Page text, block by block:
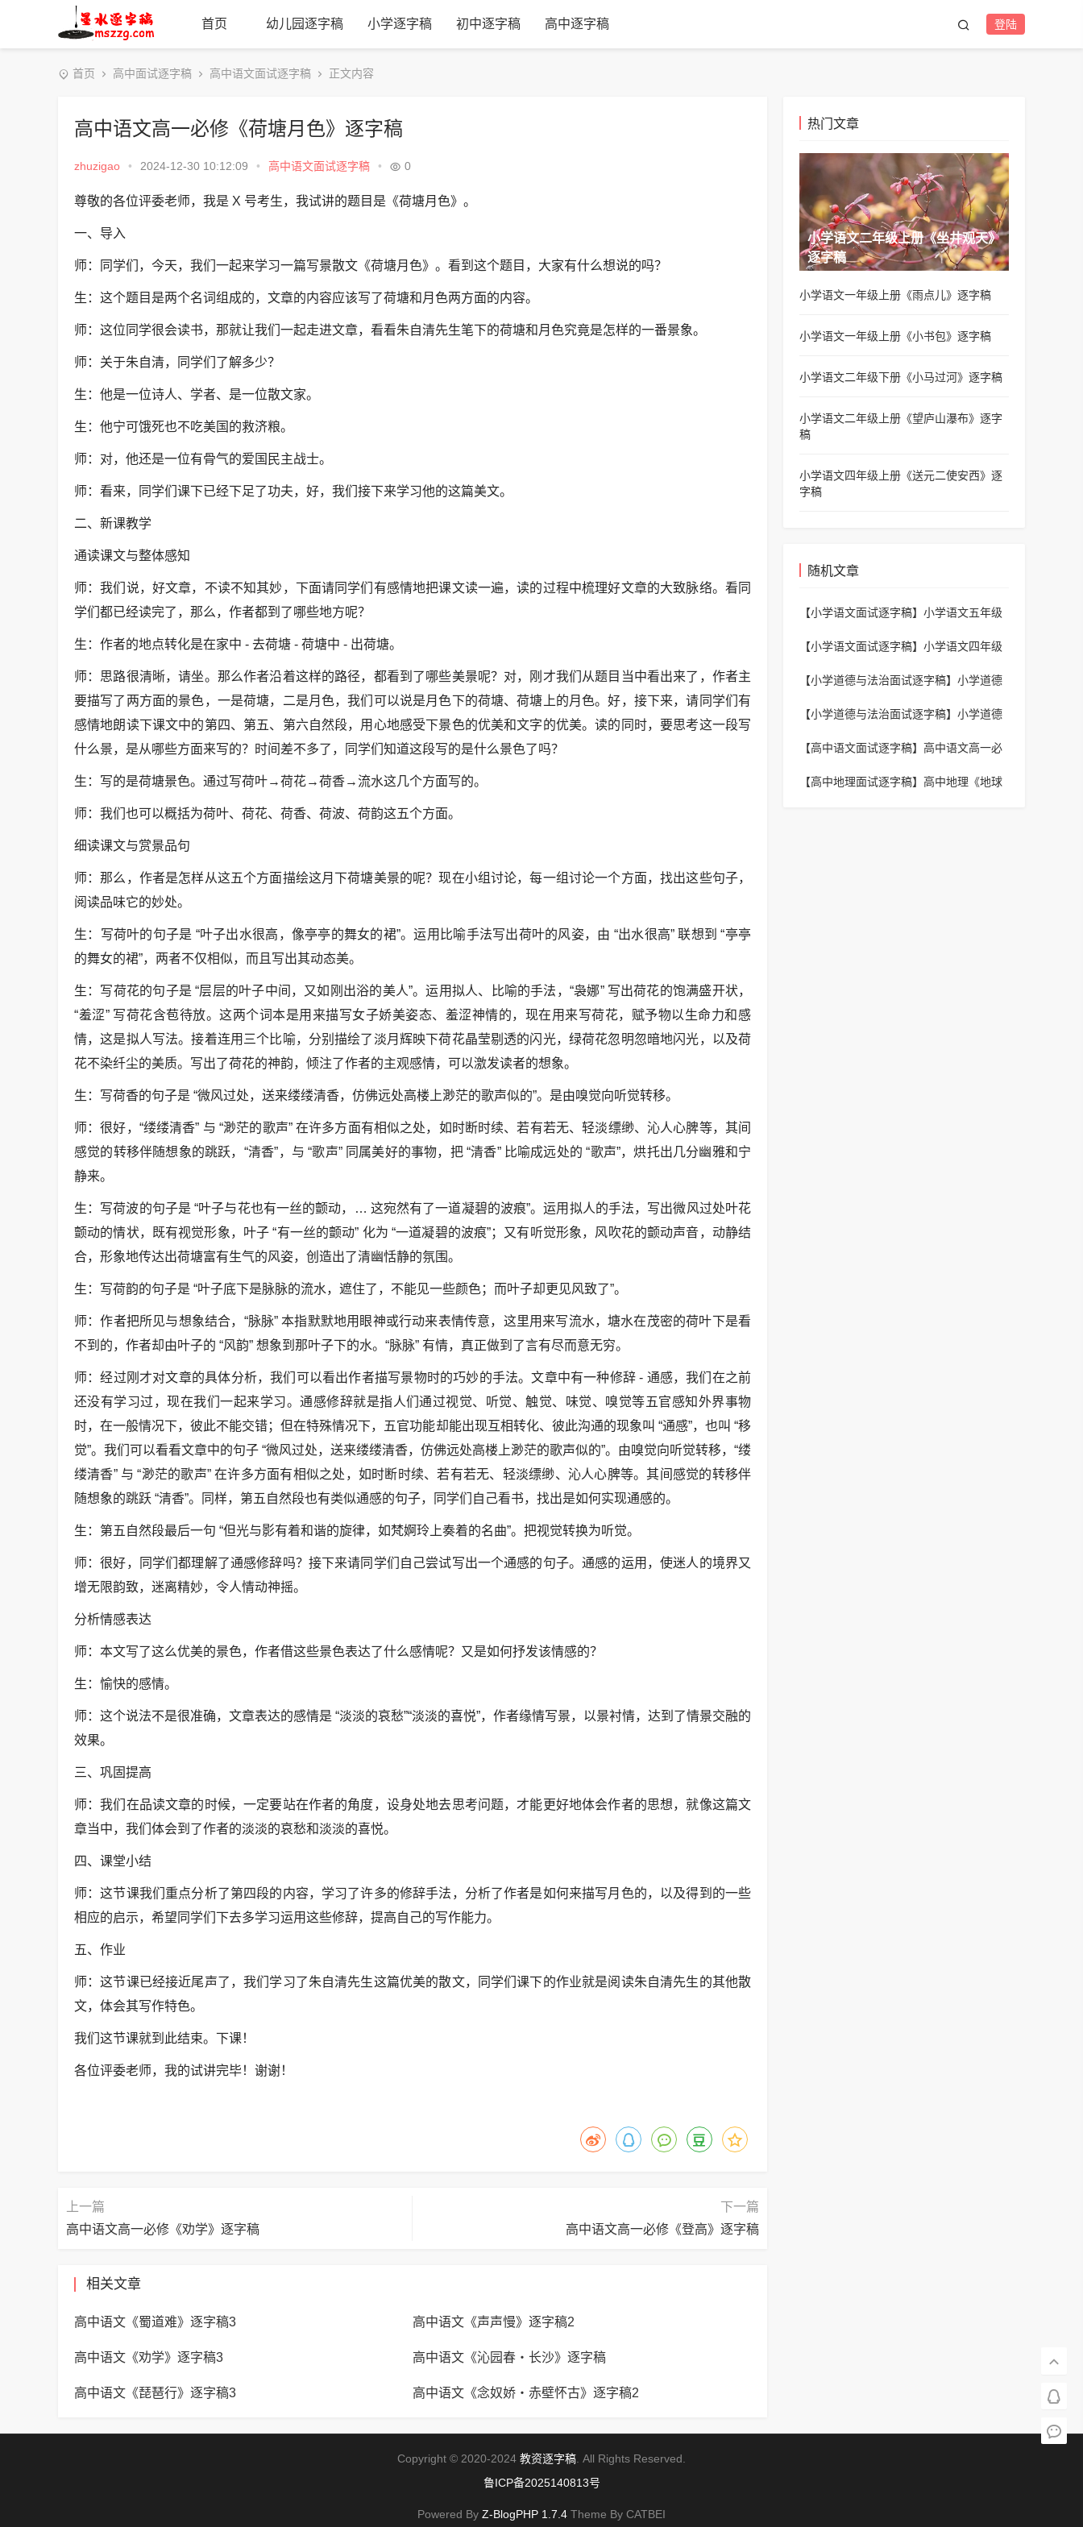
首页 幼儿园逐字稿 小学逐字稿 初中逐字稿 高中逐字稿 登陆
首页 高中面试逐字稿 高中语文面试逐字稿 正文内容
高中语文高一必修《荷塘月色》逐字稿
zhuzigao • 2024-12-30 10:12:09 • 高中语文面试逐字稿 • 0
尊敬的各位评委老师，我是 X 号考生，我试讲的题目是《荷塘月色》。
一、导入
师：同学们，今天，我们一起来学习一篇写景散文《荷塘月色》。看到这个题目，大家有什么想说的吗？
生：这个题目是两个名词组成的，文章的内容应该写了荷塘和月色两方面的内容。
师：这位同学很会读书，那就让我们一起走进文章，看看朱自清先生笔下的荷塘和月色究竟是怎样的一番景象。
师：关于朱自清，同学们了解多少？
生：他是一位诗人、学者、是一位散文家。
生：他宁可饿死也不吃美国的救济粮。
师：对，他还是一位有骨气的爱国民主战士。
师：看来，同学们课下已经下足了功夫，好，我们接下来学习他的这篇美文。
二、新课教学
通读课文与整体感知
师：我们说，好文章，不读不知其妙，下面请同学们有感情地把课文读一遍，读的过程中梳理好文章的大致脉络。看同
学们都已经读完了，那么，作者都到了哪些地方呢？
生：作者的地点转化是在家中 - 去荷塘 - 荷塘中 - 出荷塘。
师：思路很清晰，请坐。那么作者沿着这样的路径，都看到了哪些美景呢？对，刚才我们从题目当中看出来了，作者主
要描写了两方面的景色，一是荷塘，二是月色，我们可以说是月色下的荷塘、荷塘上的月色。好，接下来，请同学们有
感情地朗读下课文中的第四、第五、第六自然段，用心地感受下景色的优美和文字的优美。读的同时，要思考这一段写
什么景，是从哪些方面来写的？时间差不多了，同学们知道这段写的是什么景色了吗？
生：写的是荷塘景色。通过写荷叶→荷花→荷香→流水这几个方面写的。
师：我们也可以概括为荷叶、荷花、荷香、荷波、荷韵这五个方面。
细读课文与赏景品句
师：那么，作者是怎样从这五个方面描绘这月下荷塘美景的呢？现在小组讨论，每一组讨论一个方面，找出这些句子，
阅读品味它的妙处。
生：写荷叶的句子是 “叶子出水很高，像亭亭的舞女的裙”。运用比喻手法写出荷叶的风姿，由 “出水很高” 联想到 “亭亭
的舞女的裙”，两者不仅相似，而且写出其动态美。
生：写荷花的句子是 “层层的叶子中间，又如刚出浴的美人”。运用拟人、比喻的手法，“袅娜” 写出荷花的饱满盛开状，
“羞涩” 写荷花含苞待放。这两个词本是用来描写女子娇美姿态、羞涩神情的，现在用来写荷花，赋予物以生命力和感
情，这是拟人写法。接着连用三个比喻，分别描绘了淡月辉映下荷花晶莹剔透的闪光，绿荷花忽明忽暗地闪光，以及荷
花不染纤尘的美质。写出了荷花的神韵，倾注了作者的主观感情，可以激发读者的想象。
生：写荷香的句子是 “微风过处，送来缕缕清香，仿佛远处高楼上渺茫的歌声似的”。是由嗅觉向听觉转移。
师：很好，“缕缕清香” 与 “渺茫的歌声” 在许多方面有相似之处，如时断时续、若有若无、轻淡缥缈、沁人心脾等，其间
感觉的转移伴随想象的跳跃，“清香”，与 “歌声” 同属美好的事物，把 “清香” 比喻成远处的 “歌声”，烘托出几分幽雅和宁
静来。
生：写荷波的句子是 “叶子与花也有一丝的颤动，… 这宛然有了一道凝碧的波痕”。运用拟人的手法，写出微风过处叶花
颤动的情状，既有视觉形象，叶子 “有一丝的颤动” 化为 “一道凝碧的波痕”；又有听觉形象，风吹花的颤动声音，动静结
合，形象地传达出荷塘富有生气的风姿，创造出了清幽恬静的氛围。
生：写荷韵的句子是 “叶子底下是脉脉的流水，遮住了，不能见一些颜色；而叶子却更见风致了”。
师：作者把所见与想象结合，“脉脉” 本指默默地用眼神或行动来表情传意，这里用来写流水，塘水在茂密的荷叶下是看
不到的，作者却由叶子的 “风韵” 想象到那叶子下的水。“脉脉” 有情，真正做到了言有尽而意无穷。
师：经过刚才对文章的具体分析，我们可以看出作者描写景物时的巧妙的手法。文章中有一种修辞 - 通感，我们在之前
还没有学习过，现在我们一起来学习。通感修辞就是指人们通过视觉、听觉、触觉、味觉、嗅觉等五官感知外界事物
时，在一般情况下，彼此不能交错；但在特殊情况下，五官功能却能出现互相转化、彼此沟通的现象叫 “通感”，也叫 “移
觉”。我们可以看看文章中的句子 “微风过处，送来缕缕清香，仿佛远处高楼上渺茫的歌声似的”。由嗅觉向听觉转移，“缕
缕清香” 与 “渺茫的歌声” 在许多方面有相似之处，如时断时续、若有若无、轻淡缥缈、沁人心脾等。其间感觉的转移伴
随想象的跳跃 “清香”。同样，第五自然段也有类似通感的句子，同学们自己看书，找出是如何实现通感的。
生：第五自然段最后一句 “但光与影有着和谐的旋律，如梵婀玲上奏着的名曲”。把视觉转换为听觉。
师：很好，同学们都理解了通感修辞吗？接下来请同学们自己尝试写出一个通感的句子。通感的运用，使迷人的境界又
增无限韵致，迷离精妙，令人情动神摇。
分析情感表达
师：本文写了这么优美的景色，作者借这些景色表达了什么感情呢？又是如何抒发该情感的？
生：愉快的感情。
师：这个说法不是很准确，文章表达的感情是 “淡淡的哀愁”“淡淡的喜悦”，作者缘情写景，以景衬情，达到了情景交融的
效果。
三、巩固提高
师：我们在品读文章的时候，一定要站在作者的角度，设身处地去思考问题，才能更好地体会作者的思想，就像这篇文
章当中，我们体会到了作者的淡淡的哀愁和淡淡的喜悦。
四、课堂小结
师：这节课我们重点分析了第四段的内容，学习了许多的修辞手法，分析了作者是如何来描写月色的，以及得到的一些
相应的启示，希望同学们下去多学习运用这些修辞，提高自己的写作能力。
五、作业
师：这节课已经接近尾声了，我们学习了朱自清先生这篇优美的散文，同学们课下的作业就是阅读朱自清先生的其他散
文，体会其写作特色。
我们这节课就到此结束。下课！
各位评委老师，我的试讲完毕！谢谢！
上一篇
高中语文高一必修《劝学》逐字稿
下一篇
高中语文高一必修《登高》逐字稿
相关文章
高中语文《蜀道难》逐字稿3 高中语文《声声慢》逐字稿2
高中语文《劝学》逐字稿3 高中语文《沁园春・长沙》逐字稿
高中语文《琵琶行》逐字稿3 高中语文《念奴娇・赤壁怀古》逐字稿2
热门文章
小学语文二年级上册《坐井观天》
逐字稿
小学语文一年级上册《雨点儿》逐字稿
小学语文一年级上册《小书包》逐字稿
小学语文二年级下册《小马过河》逐字稿
小学语文二年级上册《望庐山瀑布》逐字
稿
小学语文四年级上册《送元二使安西》逐
字稿
随机文章
【小学语文面试逐字稿】 小学语文五年级
【小学语文面试逐字稿】 小学语文四年级
【小学道德与法治面试逐字稿】 小学道德
【小学道德与法治面试逐字稿】 小学道德
【高中语文面试逐字稿】 高中语文高一必
【高中地理面试逐字稿】 高中地理《地球
Copyright © 2020-2024 教资逐字稿 . All Rights Reserved.
鲁ICP备2025140813号
Powered By Z-BlogPHP 1.7.4 Theme By CATBEI